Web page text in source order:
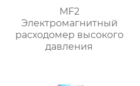
MF2
Электромагнитный
расходомер высокого
давления